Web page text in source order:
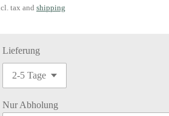
tax and shipping
Lieferung
Nur Abholung